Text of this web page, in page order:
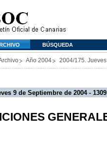
BÚSQUEDA
Año 2004 2004/175.
9 de Septiembre de 2004 - 1309